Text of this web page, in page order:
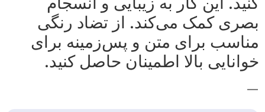
بصری کمک می‌کند. از تضاد رنگی
مناسب برای متن و پس‌زمینه برای
خوانایی بالا اطمینان حاصل کنید.
—